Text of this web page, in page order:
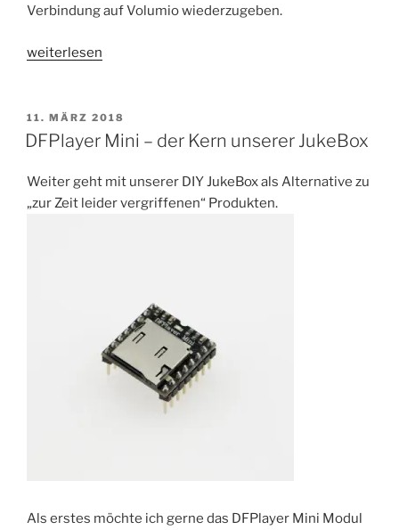
Verbindung auf Volumio wiederzugeben.
„Volumio
Raspberry
Pi
Bluetooth
Lautsprecher
weiterlesen
VERÖFFENTLICHT
AM
11. MÄRZ 2018
DFPlayer Mini – der Kern unserer JukeBox
Weiter geht mit unserer DIY JukeBox als Alternative zu
„zur Zeit leider vergriffenen“ Produkten.
Als erstes möchte ich gerne das DFPlayer Mini Modul